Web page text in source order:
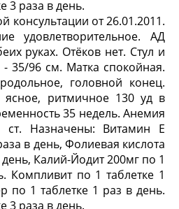
3 раза в день.
консультации от 26.01.2011.
удовлетворительное. АД
руках. Отёков нет. Стул и
35/96 см. Матка спокойная.
головной конец.
ясное, ритмичное 130 уд в
35 недель. Анемия
Назначены: Витамин Е
в день, Фолиевая кислота
день, Калий-Йодит 200мг по 1
Компливит по 1 таблетке 1
по 1 таблетке 1 раз в день.
3 раза в день.